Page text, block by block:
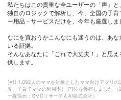
私たちはこの貴重な全ユーザーの「声」
独自のロジックで解析し、今、全国の子
ー用品・サービスだけを、今年も厳選しま
なにを買おうかこんなにも迷うのは、あ
いる証拠。
そんなあなたに「これで大丈夫！」と思
供します。
(※1) 1,092人のママを対象としたママ向けアプリ
度、子育てママの利用率）で1位を獲得しました
ー提供元：GMOリサーチ＆AI株式会社）